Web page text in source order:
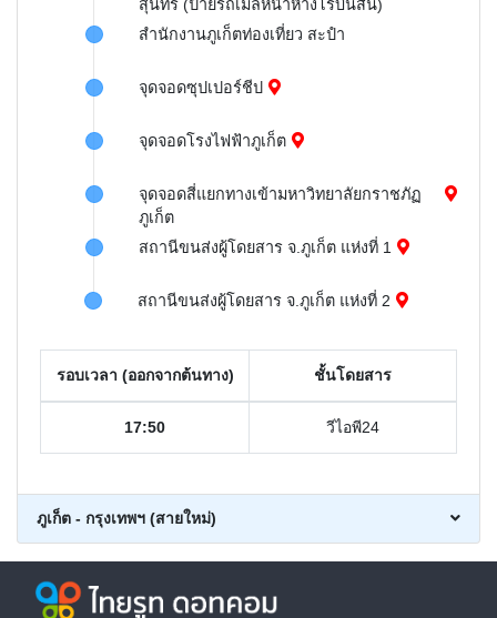
สุนทร (ป้ายรถเมล์หน้าห้างโรบินสัน)
สำนักงานภูเก็ตท่องเที่ยว สะปำ
จุดจอดซุปเปอร์ชีป
จุดจอดโรงไฟฟ้าภูเก็ต
จุดจอดสี่แยกทางเข้ามหาวิทยาลัยกราชภัฏ
ภูเก็ต
สถานีขนส่งผู้โดยสาร จ.ภูเก็ต แห่งที่ 1
สถานีขนส่งผู้โดยสาร จ.ภูเก็ต แห่งที่ 2
รอบเวลา (ออกจากต้นทาง) ชั้นโดยสาร
17:50 วีไอพี24
ภูเก็ต - กรุงเทพฯ (สายใหม่)